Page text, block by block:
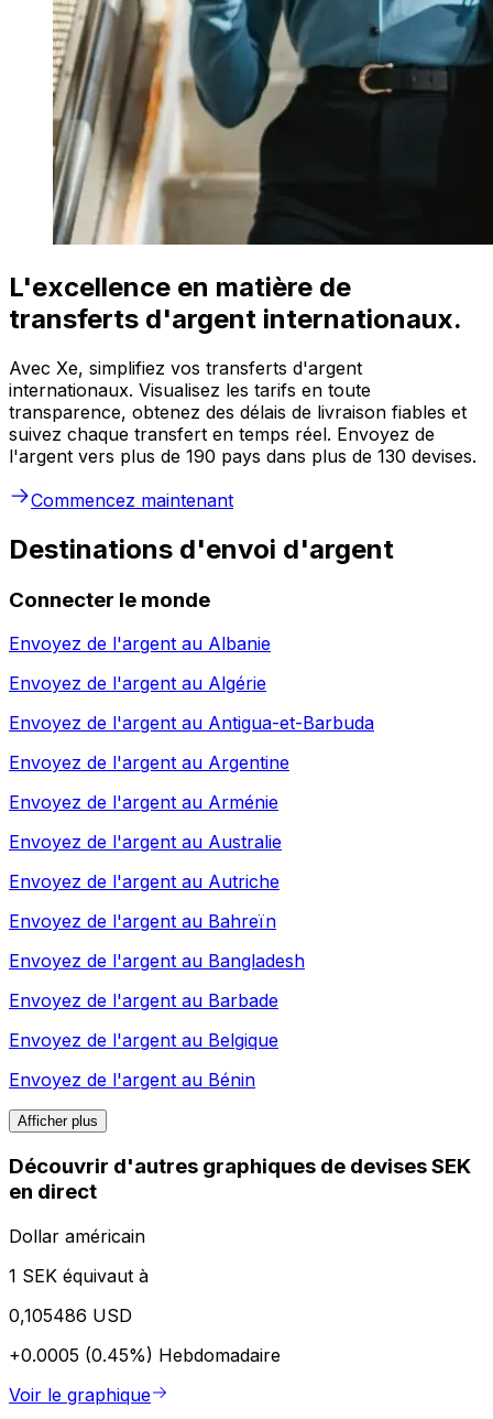
L'excellence en matière de
transferts d'argent internationaux.
Avec Xe, simplifiez vos transferts d'argent
internationaux. Visualisez les tarifs en toute
transparence, obtenez des délais de livraison fiables et
suivez chaque transfert en temps réel. Envoyez de
l'argent vers plus de 190 pays dans plus de 130 devises.
Commencez maintenant
Destinations d'envoi d'argent
Connecter le monde
Envoyez de l'argent au Albanie
Envoyez de l'argent au Algérie
Envoyez de l'argent au Antigua-et-Barbuda
Envoyez de l'argent au Argentine
Envoyez de l'argent au Arménie
Envoyez de l'argent au Australie
Envoyez de l'argent au Autriche
Envoyez de l'argent au Bahreïn
Envoyez de l'argent au Bangladesh
Envoyez de l'argent au Barbade
Envoyez de l'argent au Belgique
Envoyez de l'argent au Bénin
Afficher plus
Découvrir d'autres graphiques de devises SEK
en direct
Dollar américain
1 SEK équivaut à
0,105486 USD
+0.0005 (0.45%) Hebdomadaire
Voir le graphique